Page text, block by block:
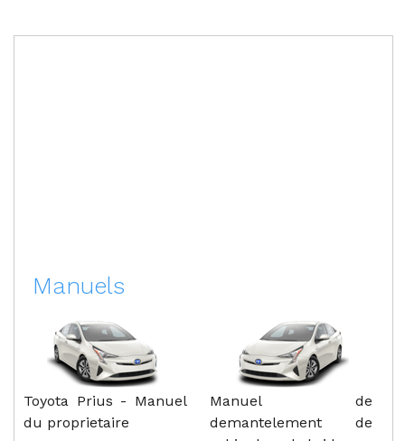
Manuels
Toyota Prius - Manuel
du proprietaire
Manuel de
demantelement de